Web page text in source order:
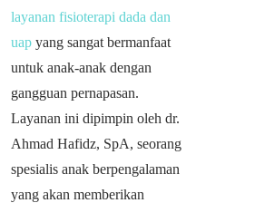
layanan fisioterapi dada dan
uap yang sangat bermanfaat
untuk anak-anak dengan
gangguan pernapasan.
Layanan ini dipimpin oleh dr.
Ahmad Hafidz, SpA, seorang
spesialis anak berpengalaman
yang akan memberikan